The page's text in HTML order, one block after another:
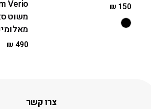
₪ 150
משוט
₪ 490
צרו קשר